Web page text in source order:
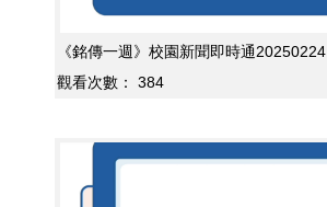
《銘傳一週》校園新聞即時通20250224
觀看次數：
384